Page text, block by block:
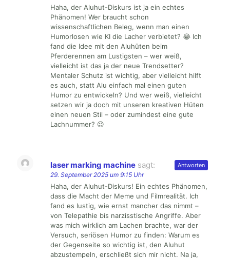
Haha, der Aluhut-Diskurs ist ja ein echtes
Phänomen! Wer braucht schon
wissenschaftlichen Beleg, wenn man einen
Humorlosen wie KI die Lacher verbietet? 😂 Ich
fand die Idee mit den Aluhüten beim
Pferderennen am Lustigsten – wer weiß,
vielleicht ist das ja der neue Trendsetter?
Mentaler Schutz ist wichtig, aber vielleicht hilft
es auch, statt Alu einfach mal einen guten
Humor zu entwickeln? Und wer weiß, vielleicht
setzen wir ja doch mit unseren kreativen Hüten
einen neuen Stil – oder zumindest eine gute
Lachnummer? 😉
laser marking machine sagt:
29. September 2025 um 9:15 Uhr
Haha, der Aluhut-Diskurs! Ein echtes Phänomen,
dass die Macht der Meme und Filmrealität. Ich
fand es lustig, wie ernst mancher das nimmt –
von Telepathie bis narzisstische Angriffe. Aber
was mich wirklich am Lachen brachte, war der
Versuch, seriösen Humor zu finden: Warum es
der Gegenseite so wichtig ist, den Aluhut
abzustempeln, erschließt sich mir nicht. Na ja,
Antworten